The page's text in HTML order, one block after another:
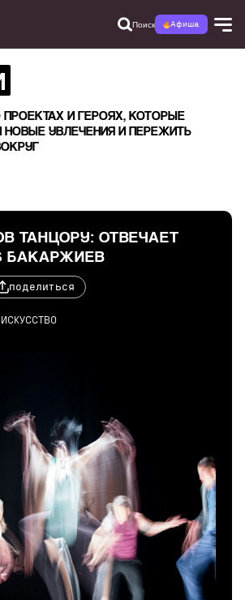
Поиск Афиша
И ГЕРОЯХ, КОТОРЫЕ
УВЛЕЧЕНИЯ И ПЕРЕЖИТЬ
ТАНЦОРУ: ОТВЕЧАЕТ
БАКАРЖИЕВ
поделиться
ИСКУССТВО